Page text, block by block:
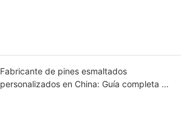
Fabricante de pines esmaltados
personalizados en China: Guía completa de